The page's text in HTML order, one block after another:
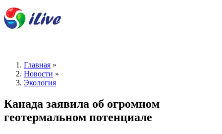
Главная »
Новости »
Экология
Канада заявила об огромном
геотермальном потенциале